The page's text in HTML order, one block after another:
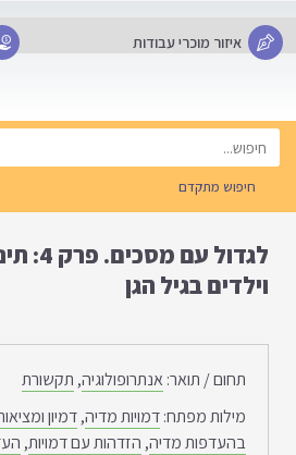
איזור מוכרי עבודות
חיפוש מתקדם
לגדול
וילדים בגיל הגן
תחום / תואר: אנתרופולוגיה, תקשורת
מילות מפתח:דמויות מדיה,דמיון
בהעדפות מדיה, הזדהות עם דמויות,